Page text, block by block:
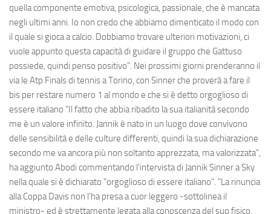
quella componente emotiva, psicologica, passionale, che è mancata
negli ultimi anni. Io non credo che abbiamo dimenticato il modo con
il quale si gioca a calcio. Dobbiamo trovare ulteriori motivazioni, ci
vuole appunto questa capacità di guidare il gruppo che Gattuso
possiede, quindi penso positivo". Nei prossimi giorni prenderanno il
via le Atp Finals di tennis a Torino, con Sinner che proverà a fare il
bis per restare numero 1 al mondo e che si è detto orgoglioso di
essere italiano "Il fatto che abbia ribadito la sua italianità secondo
me è un valore infinito. Jannik è nato in un luogo dove convivono
delle sensibilità e delle culture differenti, quindi la sua dichiarazione
secondo me va ancora più non soltanto apprezzata, ma valorizzata",
ha aggiunto Abodi commentando l'intervista di Jannik Sinner a Sky
nella quale si è dichiarato "orgoglioso di essere italiano". "La rinuncia
alla Coppa Davis non l’ha presa a cuor leggero -sottolinea il
ministro- ed è strettamente legata alla conoscenza del suo fisico,